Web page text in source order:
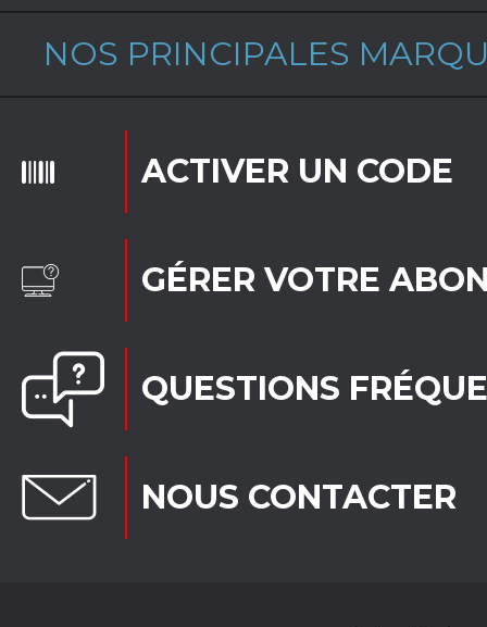
NOS PRINCIPALES
ACTIVER UN CODE
GÉRER VOTRE
QUESTIONS
NOUS CONTACTER